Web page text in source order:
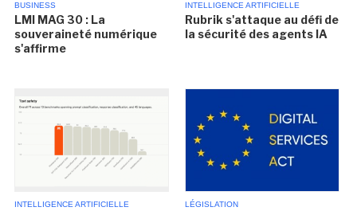
BUSINESS
LMI MAG 30 : La
souveraineté numérique
s'affirme
INTELLIGENCE ARTIFICIELLE
Rubrik s'attaque au défi de
la sécurité des agents IA
INTELLIGENCE ARTIFICIELLE LÉGISLATION